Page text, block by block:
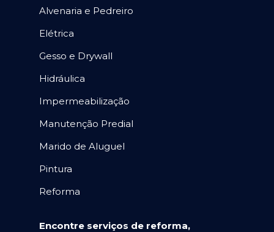
Alvenaria e Pedreiro
Elétrica
Gesso e Drywall
Hidráulica
Impermeabilização
Manutenção Predial
Marido de Aluguel
Pintura
Reforma
Encontre serviços de reforma,